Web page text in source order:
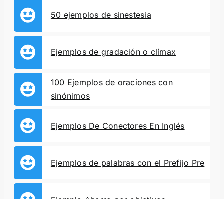
50 ejemplos de sinestesia
Ejemplos de gradación o clímax
100 Ejemplos de oraciones con
sinónimos
Ejemplos De Conectores En Inglés
Ejemplos de palabras con el Prefijo Pre